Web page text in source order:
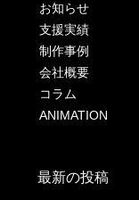
お知らせ
支援実績
制作事例
会社概要
コラム
ANIMATION
最新の投稿